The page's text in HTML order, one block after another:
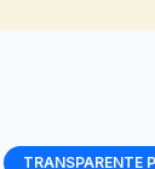
TRANSPARENTE